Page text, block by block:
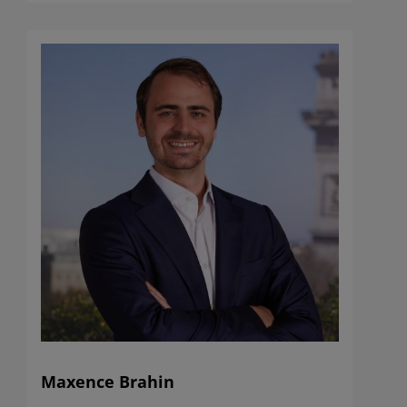
Maxence Brahin
Toutes les informations contenues sur ce site internet
peuvent être modifiées sans préavis.
Les OPC gérés par SCOR Investment Partners SE ne sont
pas systématiquement enregistrés dans le pays de
juridiction de chacun des investisseurs potentiels.
SCOR Investment Partners SE ne pourrait être tenue
responsable si les informations contenues sur ce site
internet n’étaient pas compatibles avec la législation et
la réglementation du pays de domicile de l’investisseur
potentiel et qui imposerait à SCOR Investment Partners
SE de se conformer aux obligations d’enregistrement de
Avant toute décision d’investissement, l’investisseur
doit, notamment par consultation de ses propres
conseillers juridiques et fiscaux, s’assurer que l’OPC est
d’investissement et ses contraintes légales et